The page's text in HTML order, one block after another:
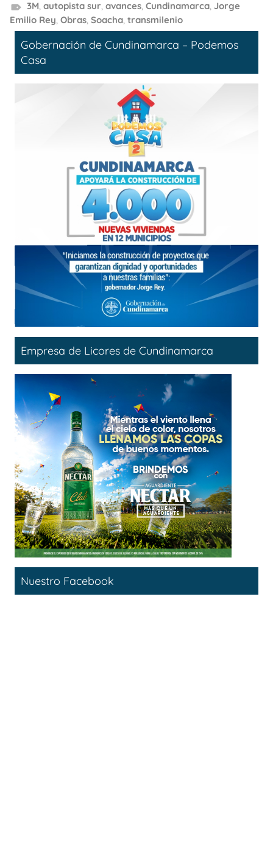
3M, autopista sur, avances, Cundinamarca, Jorge
Emilio Rey, Obras, Soacha, transmilenio
Gobernación de Cundinamarca – Podemos
Casa
Empresa de Licores de Cundinamarca
Nuestro Facebook